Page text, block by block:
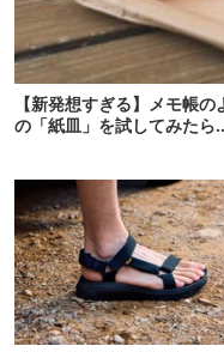
【新発想すぎる】メモ帳
の「紙皿」を試してみたら